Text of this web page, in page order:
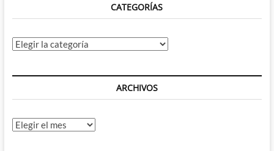
CATEGORÍAS
Categorías
ARCHIVOS
Archivos